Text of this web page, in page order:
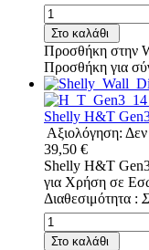
Στο καλάθι
Προσθήκη στην
Προσθήκη για
Shelly H&T
Αξιολόγηση:
39,50 €
Shelly H&T
για Χρήση σε
Διαθεσιμότητα :
Στο καλάθι